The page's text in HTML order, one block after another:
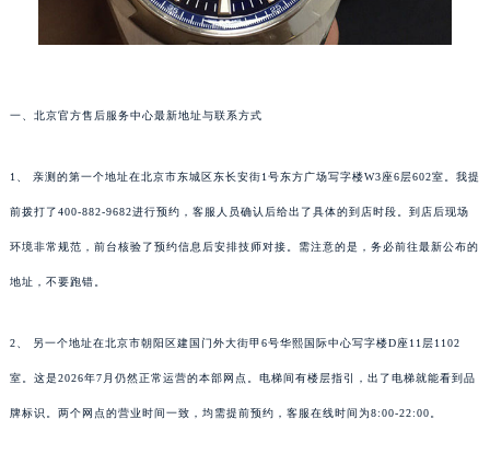
一、北京官方售后服务中心最新地址与联系方式
1、 亲测的第一个地址在北京市东城区东长安街1号东方广场写字楼W3座6层602室。我提
前拨打了400-882-9682进行预约，客服人员确认后给出了具体的到店时段。到店后现场
环境非常规范，前台核验了预约信息后安排技师对接。需注意的是，务必前往最新公布的
地址，不要跑错。
2、 另一个地址在北京市朝阳区建国门外大街甲6号华熙国际中心写字楼D座11层1102
室。这是2026年7月仍然正常运营的本部网点。电梯间有楼层指引，出了电梯就能看到品
牌标识。两个网点的营业时间一致，均需提前预约，客服在线时间为8:00-22:00。